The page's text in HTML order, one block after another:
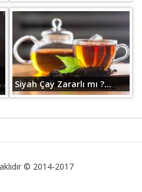
Siyah Çay Zararlı mı ?...
© 2014-2017